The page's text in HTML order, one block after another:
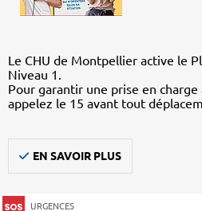
Le CHU de Montpellier active le
Niveau 1.
Pour garantir une prise en charge
appelez le 15 avant tout
EN SAVOIR PLUS
URGENCES